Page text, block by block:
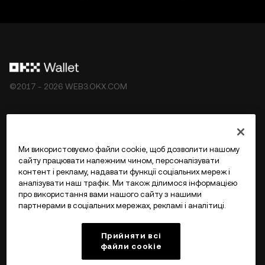
©2017 - 2026 WEB3.OKX.COM
Більше про OKX Web3
Ми використовуємо файли cookie, щоб дозволити нашому
сайту працювати належним чином, персоналізувати
контент і рекламу, надавати функції соціальних мереж і
аналізувати наш трафік. Ми також ділимося інформацією
про використання вами нашого сайту з нашими
партнерами в соціальних мережах, рекламі і аналітиці.
Прийняти всі
файли сookie